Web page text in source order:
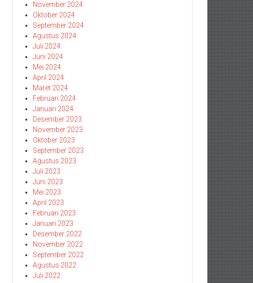
November 2024
Oktober 2024
September 2024
Agustus 2024
Juli 2024
Juni 2024
Mei 2024
April 2024
Maret 2024
Februari 2024
Januari 2024
Desember 2023
November 2023
Oktober 2023
September 2023
Agustus 2023
Juli 2023
Juni 2023
Mei 2023
April 2023
Februari 2023
Januari 2023
Desember 2022
November 2022
September 2022
Agustus 2022
Juli 2022